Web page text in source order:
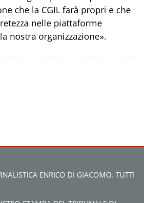
che la CGIL farà propri e che
nelle piattaforme
nostra organizzazione».
ENRICO DI GIACOMO. TUTTI